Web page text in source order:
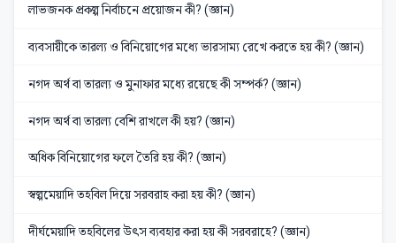
লাভজনক প্রকল্প নির্বাচনে প্রয়োজন কী? (জ্ঞান)
ব্যবসায়ীকে তারল্য ও বিনিয়োগের মধ্যে ভারসাম্য রেখে করতে হয় কী? (জ্ঞান)
নগদ অর্থ বা তারল্য ও মুনাফার মধ্যে রয়েছে কী সম্পর্ক? (জ্ঞান)
নগদ অর্থ বা তারল্য বেশি রাখলে কী হয়? (জ্ঞান)
অধিক বিনিয়োগের ফলে তৈরি হয় কী? (জ্ঞান)
স্বল্পমেয়াদি তহবিল দিয়ে সরবরাহ করা হয় কী? (জ্ঞান)
দীর্ঘমেয়াদি তহবিলের উৎস ব্যবহার করা হয় কী সরবরাহে? (জ্ঞান)